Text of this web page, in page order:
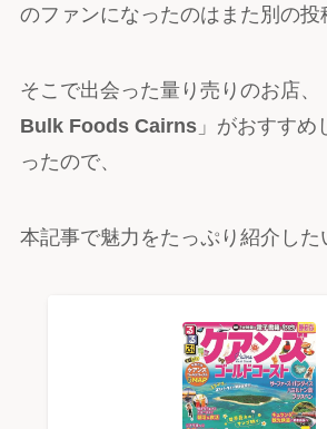
のファンになったのはまた別の投
そこで出会った量り売りのお店、
Bulk Foods Cairns」がおすすめ
ったので、
本記事で魅力をたっぷり紹介した